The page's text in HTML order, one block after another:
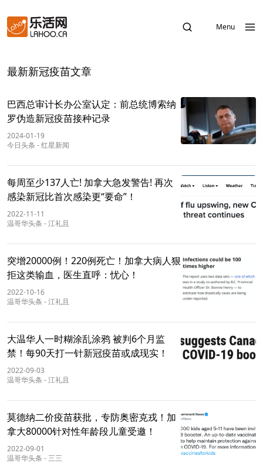
Menu
最新新冠疫苗文章
巴西总审计长办公室认定：前总统博索纳
罗伪造新冠疫苗接种记录
2024-01-19
今日头条 -红星新闻
每周至少137人亡! 加拿大急发警告! 再次
感染新冠比首次感染更“要命”！
2022-11-11
温哥华头条 -江礼且
突增20000例！220例死亡！加拿大病人狠
拒这类输血，医生直呼：忧心！
2022-10-16
温哥华头条 -江礼且
大温华人一时糊涂乱涂鸦 被判6个月监
禁！每90天打一针新冠疫苗或成现实！
2022-09-03
温哥华头条 -江礼且
莫德纳二价疫苗获批，专防奥密克戎！加
拿大80000针对性年龄段儿童受邀！
2022-09-01
温哥华头条 - 三三